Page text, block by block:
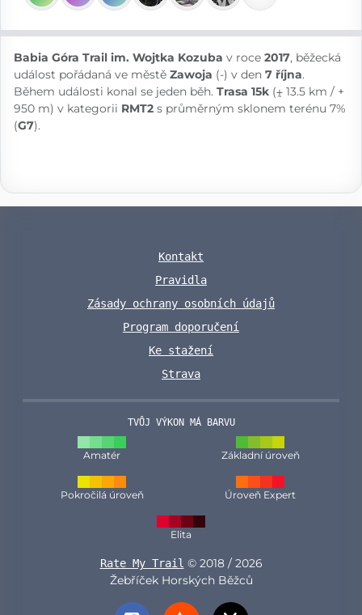
Babia Góra Trail im. Wojtka Kozuba v roce 2017, běžecká
událost pořádaná ve městě Zawoja (-) v den 7 října.
Během události konal se jeden běh. Trasa 15k (⨦ 13.5 km / +
950 m) v kategorii RMT2 s průměrným sklonem terénu 7%
(G7).
Kontakt
Pravidla
Zásady ochrany osobních údajů
Program doporučení
Ke stažení
Strava
TVŮJ VÝKON MÁ BARVU
Amatér Základní úroveň
Pokročilá úroveň Úroveň Expert
Elita
Rate My Trail © 2018 / 2026
Žebříček Horských Běžců